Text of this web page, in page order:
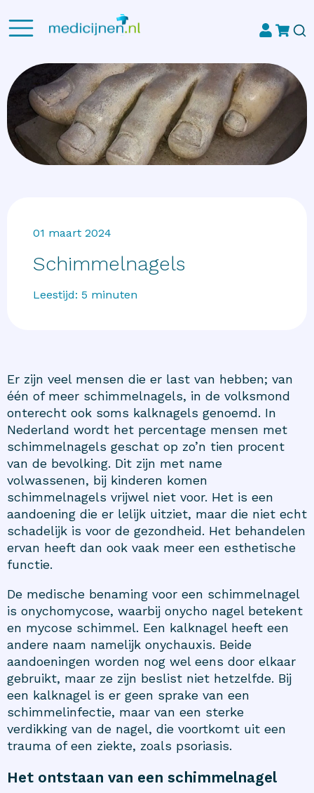
01 maart 2024
Schimmelnagels
Leestijd: 5 minuten
Er zijn veel mensen die er last van hebben; van
één of meer schimmelnagels, in de volksmond
onterecht ook soms kalknagels genoemd. In
Nederland wordt het percentage mensen met
schimmelnagels geschat op zo’n tien procent
van de bevolking. Dit zijn met name
volwassenen, bij kinderen komen
schimmelnagels vrijwel niet voor. Het is een
aandoening die er lelijk uitziet, maar die niet echt
schadelijk is voor de gezondheid. Het behandelen
ervan heeft dan ook vaak meer een esthetische
functie.
De medische benaming voor een schimmelnagel
is onychomycose, waarbij onycho nagel betekent
en mycose schimmel. Een kalknagel heeft een
andere naam namelijk onychauxis. Beide
aandoeningen worden nog wel eens door elkaar
gebruikt, maar ze zijn beslist niet hetzelfde. Bij
een kalknagel is er geen sprake van een
schimmelinfectie, maar van een sterke
verdikking van de nagel, die voortkomt uit een
trauma of een ziekte, zoals psoriasis.
Het ontstaan van een schimmelnagel